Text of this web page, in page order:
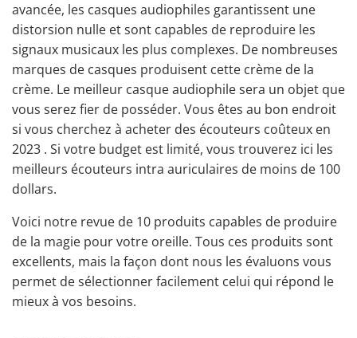
avancée, les casques audiophiles garantissent une
distorsion nulle et sont capables de reproduire les
signaux musicaux les plus complexes. De nombreuses
marques de casques produisent cette crème de la
crème. Le meilleur casque audiophile sera un objet que
vous serez fier de posséder. Vous êtes au bon endroit
si vous cherchez à acheter des écouteurs coûteux en
2023 . Si votre budget est limité, vous trouverez ici les
meilleurs écouteurs intra auriculaires de moins de 100
dollars.
Voici notre revue de 10 produits capables de produire
de la magie pour votre oreille. Tous ces produits sont
excellents, mais la façon dont nous les évaluons vous
permet de sélectionner facilement celui qui répond le
mieux à vos besoins.